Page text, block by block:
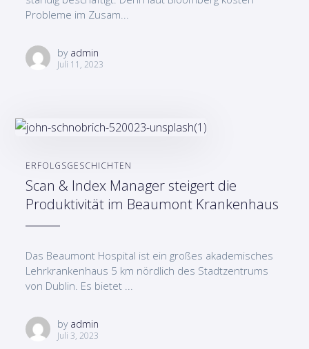
Probleme im Zusam...
by admin
Juli 11, 2023
ERFOLGSGESCHICHTEN
Scan & Index Manager steigert die
Produktivität im Beaumont Krankenhaus
Das Beaumont Hospital ist ein großes akademisches
Lehrkrankenhaus 5 km nördlich des Stadtzentrums
von Dublin. Es bietet ...
by admin
Juli 3, 2023